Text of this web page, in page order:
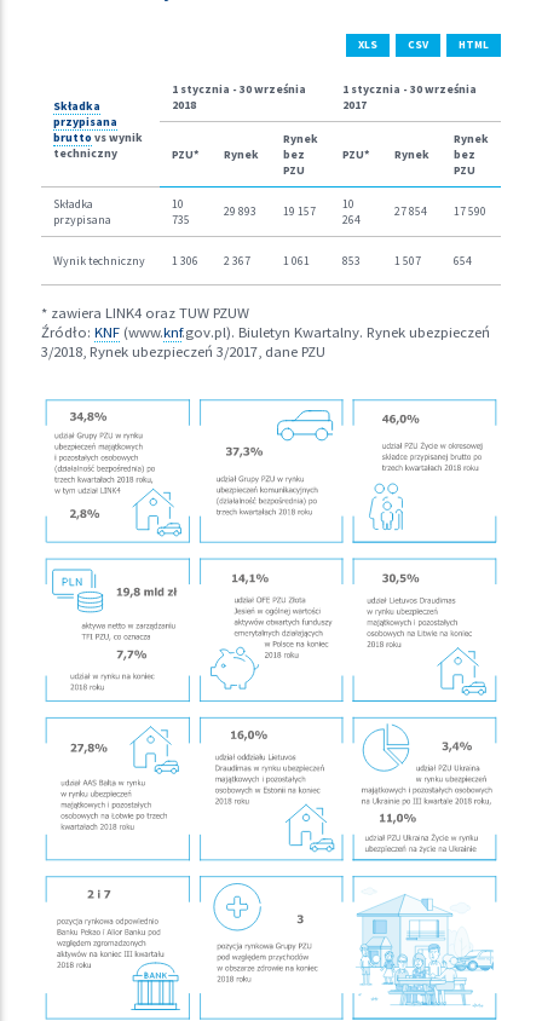
XLS CSV HTML
Składka
przypisana
bruttovs wynik
techniczny
1 stycznia - 30 września
2018
1 stycznia - 30 września
2017
PZU* Rynek
Rynek
bez
PZU
PZU* Rynek
Rynek
bez
PZU
Składka
przypisana
10
735
29 893 19 157
10
264
27 854 17 590
Wynik techniczny 1 306 2 367 1 061 853 1 507 654
* zawiera LINK4 oraz TUW PZUW
Źródło: KNF(www.knf.gov.pl). Biuletyn Kwartalny. Rynek ubezpieczeń
3/2018, Rynek ubezpieczeń 3/2017, dane PZU